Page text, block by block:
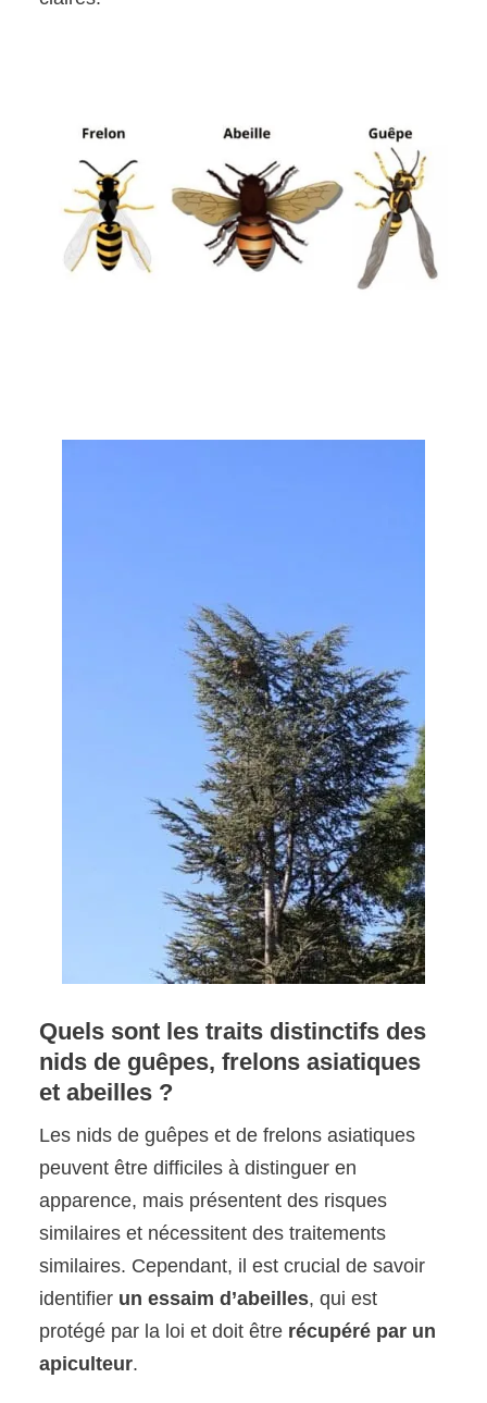
Quels sont les traits distinctifs des
nids de guêpes, frelons asiatiques
et abeilles ?
Les nids de guêpes et de frelons asiatiques
peuvent être difficiles à distinguer en
apparence, mais présentent des risques
similaires et nécessitent des traitements
similaires. Cependant, il est crucial de savoir
identifier un essaim d’abeilles, qui est
protégé par la loi et doit être récupéré par un
apiculteur.